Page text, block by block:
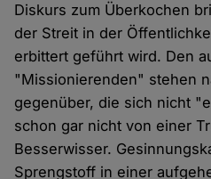
Diskurs zum Überkochen
der Streit in der
erbittert geführt wird. Den
"Missionierenden" stehen
gegenüber, die sich nicht
schon gar nicht von einer
Besserwisser.
Sprengstoff in einer